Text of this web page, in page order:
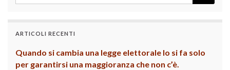
ARTICOLI RECENTI
Quando si cambia una legge elettorale lo si fa solo
per garantirsi una maggioranza che non c’è.